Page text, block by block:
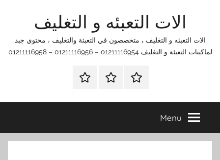
الات التعبئه و التغليف
الات التعبئه و التغليف ، متخصصون في التعبئة والتغليف ، محتوي جبد
لماكينات التعبئة و التغليف 01211116954 – 01211116956 – 01211116958
الرئيسيةاتصل
اتـصـل
في
التي
Menu